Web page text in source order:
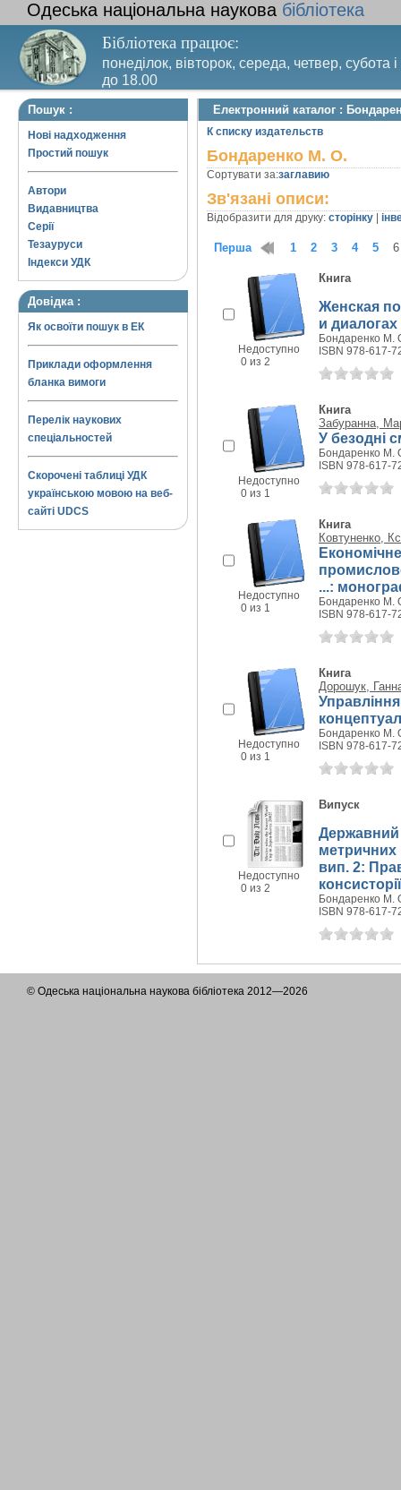
Одеська національна наукова бібліотека
Бібліотека працює:
понеділок, вівторок, середа, четвер, субота
до 18.00
Вихідний день – п’ятниця. Останній четвер
Пошук :
Нові надходження
Простий пошук
Автори
Видавництва
Серії
Тезауруси
Індекси УДК
Довідка :
Як освоїти пошук в ЕК
Приклади оформлення
бланка вимоги
Перелік наукових
спеціальностей
Скорочені таблиці УДК
українською мовою на веб-
сайті UDCS
Електронний каталог :
К списку издательств
Бондаренко М. О.
Сортувати за:заглавию
Зв'язані описи:
Відобразити для друку: сторінку
Перша 1 2 3 4 5 6
Недоступно
0 из 2
Книга
Женская
и диалогах
Бондаренко М.
ISBN 978-617-
Недоступно
0 из 1
Книга
Забуранна,
У безодні
Бондаренко М.
ISBN 978-617-
Недоступно
0 из 1
Книга
Ковтуненко,
...:
Бондаренко М.
ISBN 978-617-
Недоступно
0 из 1
Книга
Дорошук,
Бондаренко М.
ISBN 978-617-
Недоступно
0 из 2
Випуск
Державний
метричних
вип. 2:
Бондаренко М.
ISBN 978-617-
© Одеська національна наукова бібліотека 2012—2026